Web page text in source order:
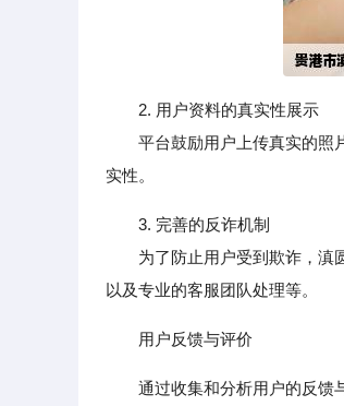
2. 用户资料的真实性展示
平台鼓励用户上传真实的照片
实性。
3. 完善的反诈机制
为了防止用户受到欺诈，滇圆
以及专业的客服团队处理等。
用户反馈与评价
通过收集和分析用户的反馈